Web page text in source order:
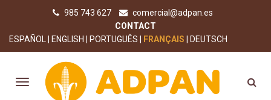
985 743 627
comercial@adpan.es
CONTACT
ESPAÑOL
ENGLISH PORTUGUÊS FRANÇAIS DEUTSCH